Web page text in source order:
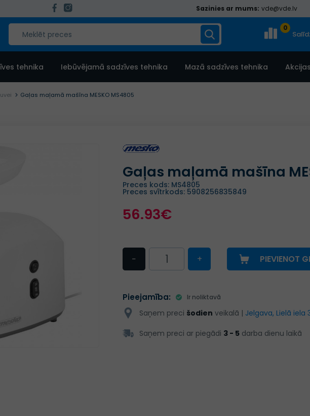
Sazinies ar mums: vde@vde.lv
0
tehnika Iebūvējamā sadzīves tehnika Mazā sadzīves tehnika
Gaļas maļamā mašīna MESKO MS4805
Gaļas maļamā mašīna
Preces kods: MS4805
Preces svītrkods: 5908256835849
56.93€
− + PIEVIENOT
Pieejamība: Ir noliktavā
Saņem preci šodien veikalā | Jelgava, Lielā iela
Saņem preci ar piegādi 3 - 5 darba dienu laikā